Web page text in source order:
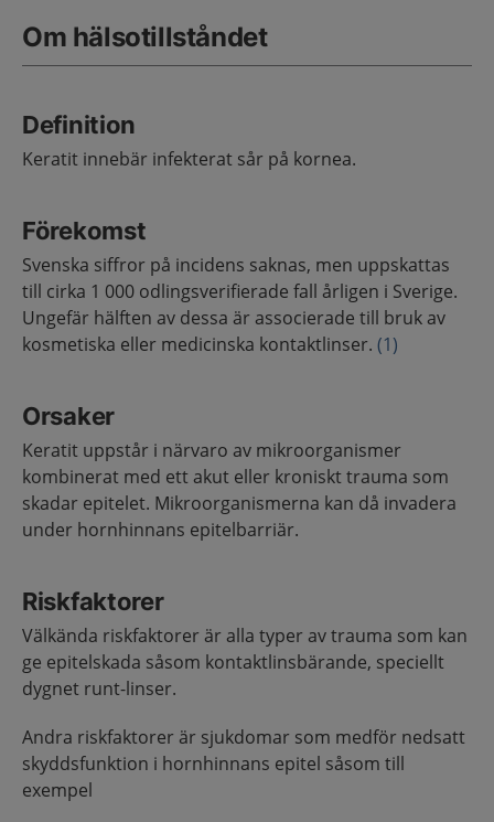
Om hälsotillståndet
Definition
Keratit innebär infekterat sår på kornea.
Förekomst
Svenska siffror på incidens saknas, men uppskattas
till cirka 1 000 odlingsverifierade fall årligen i Sverige.
Ungefär hälften av dessa är associerade till bruk av
kosmetiska eller medicinska kontaktlinser. (1)
Orsaker
Keratit uppstår i närvaro av mikroorganismer
kombinerat med ett akut eller kroniskt trauma som
skadar epitelet. Mikroorganismerna kan då invadera
under hornhinnans epitelbarriär.
Riskfaktorer
Välkända riskfaktorer är alla typer av trauma som kan
ge epitelskada såsom kontaktlinsbärande, speciellt
dygnet runt-linser.
Andra riskfaktorer är sjukdomar som medför nedsatt
skyddsfunktion i hornhinnans epitel såsom till
exempel